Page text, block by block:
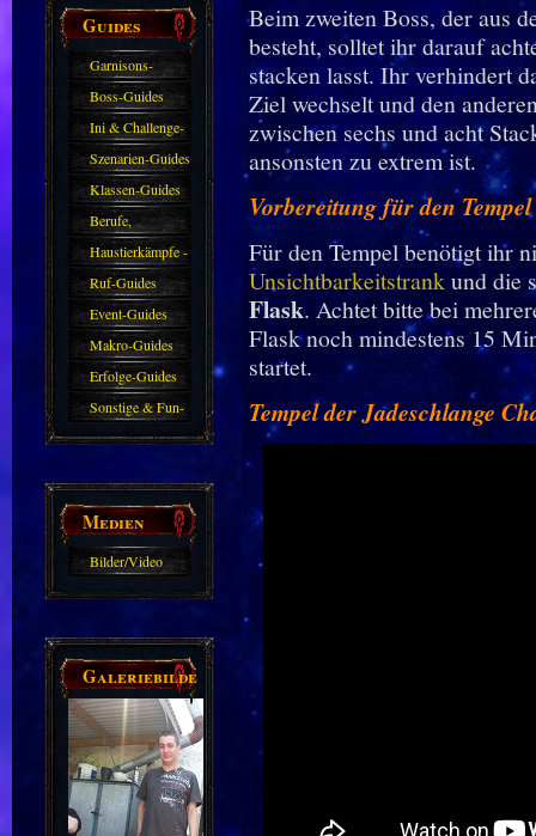
Guides
Garnisons-
Guides
Boss-Guides
Ini & Challenge-
Guides
Szenarien-Guides
Klassen-Guides
Berufe,
Farmkarten und
Haustiere
Haustierkämpfe -
Guide
Ruf-Guides
Event-Guides
Makro-Guides
Erfolge-Guides
Sonstige & Fun-
Guides
Medien
Bilder/Video
Galeriebilder
Beim zweiten Boss, der aus
besteht, solltet ihr darauf
stacken lasst. Ihr verhindert
Ziel wechselt und den
zwischen sechs und acht
ansonsten zu extrem ist.
Vorbereitung für den
Für den Tempel benötigt ihr
Unsichtbarkeitstrankund die
Flask. Achtet bitte bei
Flask noch mindestens 15
startet.
Tempel der Jadeschlange